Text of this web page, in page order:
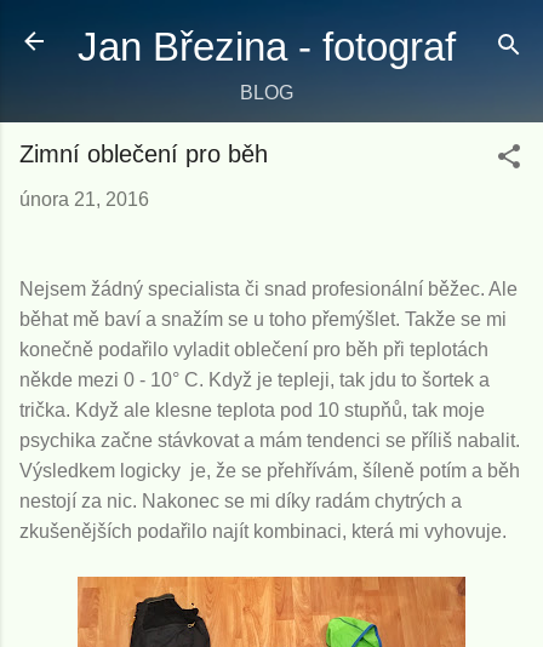
Přeskočit na hlavní obsah
Jan Březina - fotograf
BLOG
Zimní oblečení pro běh
února 21, 2016
Nejsem žádný specialista či snad profesionální běžec. Ale
běhat mě baví a snažím se u toho přemýšlet. Takže se mi
konečně podařilo vyladit oblečení pro běh při teplotách
někde mezi 0 - 10° C. Když je tepleji, tak jdu to šortek a
trička. Když ale klesne teplota pod 10 stupňů, tak moje
psychika začne stávkovat a mám tendenci se příliš nabalit.
Výsledkem logicky je, že se přehřívám, šíleně potím a běh
nestojí za nic. Nakonec se mi díky radám chytrých a
zkušenějších podařilo najít kombinaci, která mi vyhovuje.